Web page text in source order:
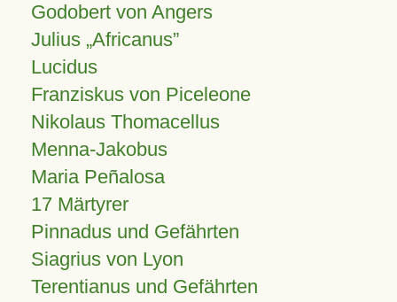
Godobert von Angers
Julius Africanus
Lucidus
Franziskus von Piceleone
Nikolaus Thomacellus
Menna-Jakobus
Maria Peñalosa
17 Märtyrer
Pinnadus und Gefährten
Siagrius von Lyon
Terentianus und Gefährten